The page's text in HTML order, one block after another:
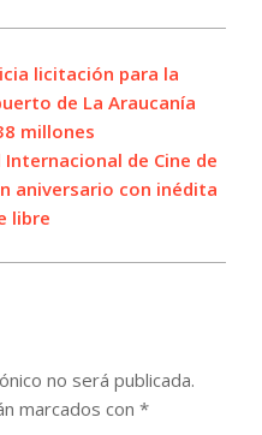
licitación para la
de La Araucanía
millones
de Cine de
aniversario con inédita
libre
no será publicada.
marcados con *